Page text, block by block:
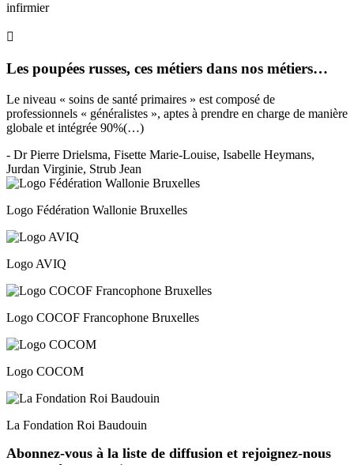
infirmier
Les poupées russes, ces métiers dans nos métiers…
Le niveau « soins de santé primaires » est composé de
professionnels « généralistes », aptes à prendre en charge de manière
globale et intégrée 90%(…)
- Dr Pierre Drielsma, Fisette Marie-Louise, Isabelle Heymans,
Jurdan Virginie, Strub Jean
Logo Fédération Wallonie Bruxelles
Logo AVIQ
Logo COCOF Francophone Bruxelles
Logo COCOM
La Fondation Roi Baudouin
Abonnez-vous à la liste de diffusion et rejoignez-nous